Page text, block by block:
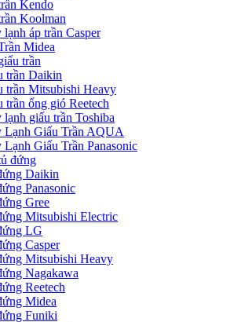
Kendo
Koolman
lạnh áp trần Casper
Midea
trần
trần Daikin
trần Mitsubishi Heavy
trần ống gió Reetech
lạnh giấu trần Toshiba
Lạnh Giấu Trần AQUA
Lạnh Giấu Trần Panasonic
đứng
Daikin
Panasonic
Gree
Mitsubishi Electric
LG
Casper
Mitsubishi Heavy
Nagakawa
Reetech
Midea
Funiki